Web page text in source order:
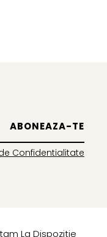
Confidentialitate
La Dispozitie